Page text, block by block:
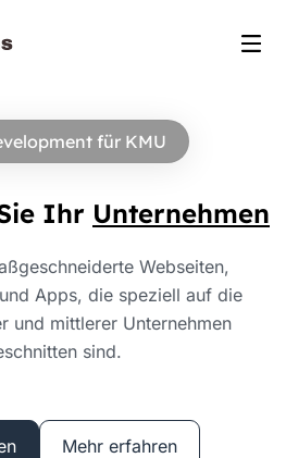
für KMU
Ihr Unternehmen
Webseiten,
Apps, die speziell auf die
und mittlerer Unternehmen
sind.
Mehr erfahren